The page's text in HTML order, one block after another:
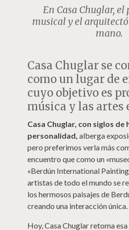
En Casa Chuglar,
musical y el
mano.
Casa Chuglar se
como un lugar de
cuyo objetivo es
música y las artes
Casa Chuglar, con siglos de
personalidad, alberga
pero preferimos verla más
encuentro que como un
«Berdún International
artistas de todo el mundo se
los hermosos paisajes de
creando una interacción única.
Hoy, Casa Chuglar retoma